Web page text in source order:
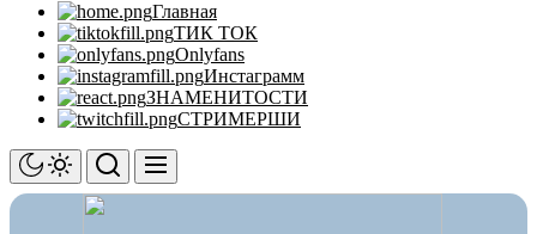
Главная
ТИК ТОК
Onlyfans
Инстаграмм
ЗНАМЕНИТОСТИ
СТРИМЕРШИ